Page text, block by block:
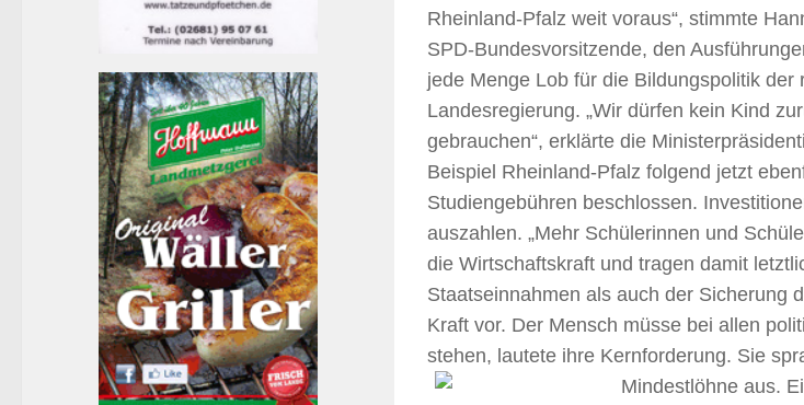
Rheinland-Pfalz weit voraus“, stimmte
SPD-Bundesvorsitzende, den
jede Menge Lob für die Bildungspolitik der
Landesregierung. „Wir dürfen kein Kind
gebrauchen“, erklärte die
Beispiel Rheinland-Pfalz folgend jetzt
Studiengebühren beschlossen.
auszahlen. „Mehr Schülerinnen und
die Wirtschaftskraft und tragen damit
Staatseinnahmen als auch der Sicherung
Kraft vor. Der Mensch müsse bei allen
stehen, lautete ihre Kernforderung. Sie
Mindestlöhne aus.